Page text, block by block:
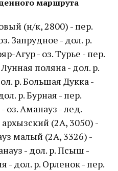
маршрута
(н/к, 2800) - пер.
Запрудное - дол. р.
Агур - оз. Турье - пер.
поляна - дол. р.
р. Большая Дукка -
р. Бурная - пер.
оз. Аманауз - лед.
(2А, 3050) -
малый (2А, 3326) -
- дол. р. Псыш -
- дол. р. Орленок - пер.